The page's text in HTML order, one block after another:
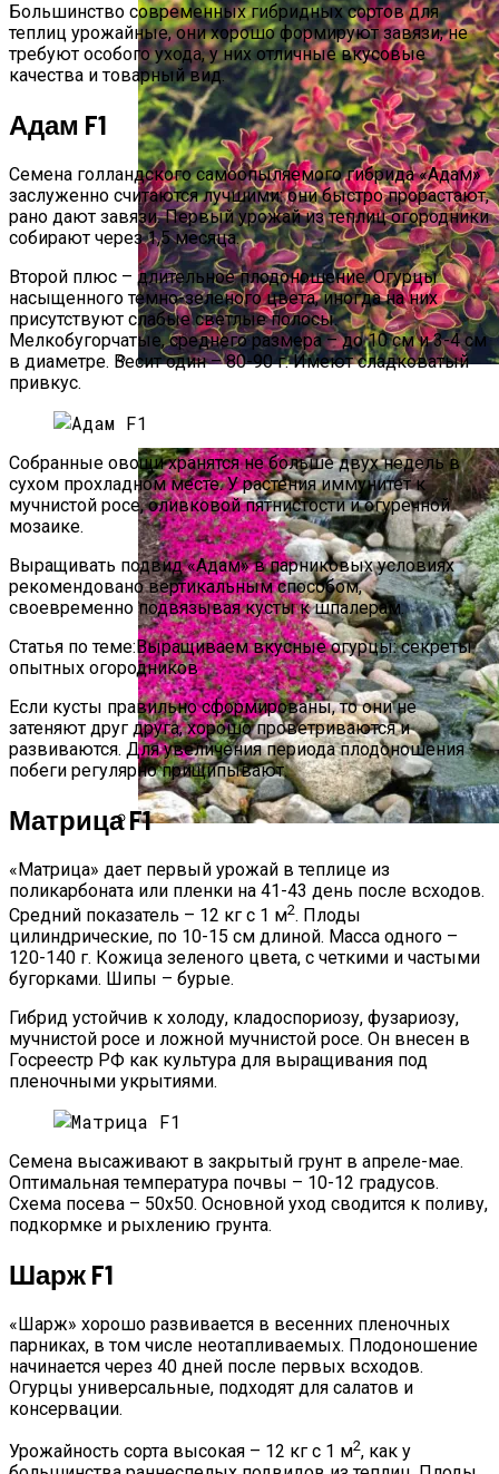
Выбираем Правильные Растения
Своими Руками Быстро И Просто
Большинство современных гибридных сортов для
теплиц урожайные, они хорошо формируют завязи, не
требуют особого ухода, у них отличные вкусовые
качества и товарный вид.
Адам F1
Семена голландского самоопыляемого гибрида «Адам»
заслуженно считаются лучшими: они быстро прорастают,
рано дают завязи. Первый урожай из теплиц огородники
собирают через 1,5 месяца.
Второй плюс – длительное плодоношение. Огурцы
насыщенного темно-зеленого цвета, иногда на них
присутствуют слабые светлые полосы.
Мелкобугорчатые, среднего размера – до 10 см и 3-4 см
в диаметре. Весит один – 80-90 г. Имеют сладковатый
привкус.
Собранные овощи хранятся не больше двух недель в
сухом прохладном месте. У растения иммунитет к
мучнистой росе, оливковой пятнистости и огуречной
мозаике.
Выращивать подвид «Адам» в парниковых условиях
рекомендовано вертикальным способом,
своевременно подвязывая кусты к шпалерам.
Статья по теме:Выращиваем вкусные огурцы: секреты
опытных огородников
Если кусты правильно сформированы, то они не
затеняют друг друга, хорошо проветриваются и
развиваются. Для увеличения периода плодоношения
побеги регулярно прищипывают.
Матрица F1
«Матрица» дает первый урожай в теплице из
поликарбоната или пленки на 41-43 день после всходов.
Средний показатель – 12 кг с 1 м2. Плоды
цилиндрические, по 10-15 см длиной. Масса одного –
120-140 г. Кожица зеленого цвета, с четкими и частыми
бугорками. Шипы – бурые.
Гибрид устойчив к холоду, кладоспориозу, фузариозу,
мучнистой росе и ложной мучнистой росе. Он внесен в
Госреестр РФ как культура для выращивания под
пленочными укрытиями.
Семена высаживают в закрытый грунт в апреле-мае.
Оптимальная температура почвы – 10-12 градусов.
Схема посева – 50х50. Основной уход сводится к поливу,
подкормке и рыхлению грунта.
Шарж F1
«Шарж» хорошо развивается в весенних пленочных
парниках, в том числе неотапливаемых. Плодоношение
начинается через 40 дней после первых всходов.
Огурцы универсальные, подходят для салатов и
консервации.
Урожайность сорта высокая – 12 кг с 1 м2, как у